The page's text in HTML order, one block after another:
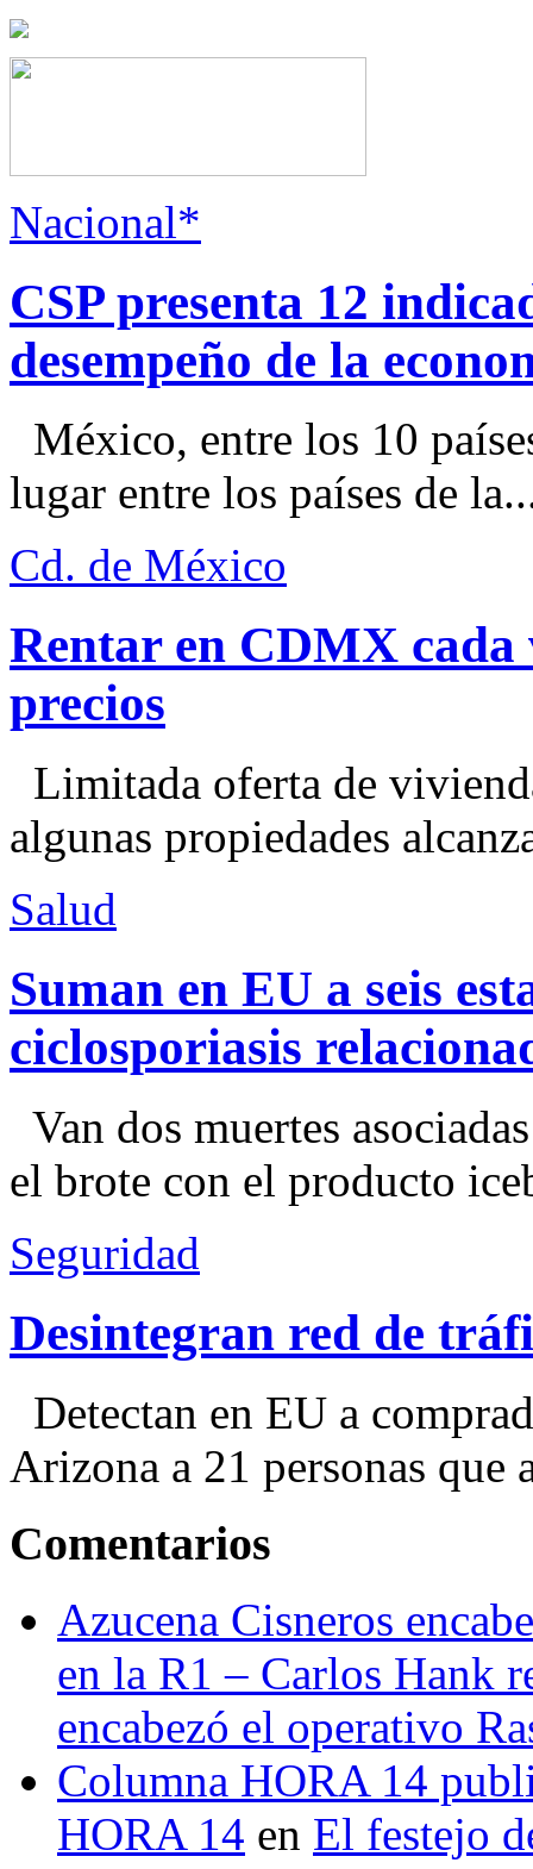
Nacional*
CSP presenta 12
desempeño de la
México, entre los 10
lugar entre los países de
Cd. de México
Rentar en CDMX cada
precios
Limitada oferta de
algunas propiedades
Salud
Suman en EU a seis
ciclosporiasis
Van dos muertes
el brote con el producto
Seguridad
Desintegran red de
Detectan en EU a
Arizona a 21 personas que
Comentarios
Azucena Cisneros
en la R1 – Carlos Hank
encabezó el operativo
Columna HORA 14
HORA 14 en El festejo